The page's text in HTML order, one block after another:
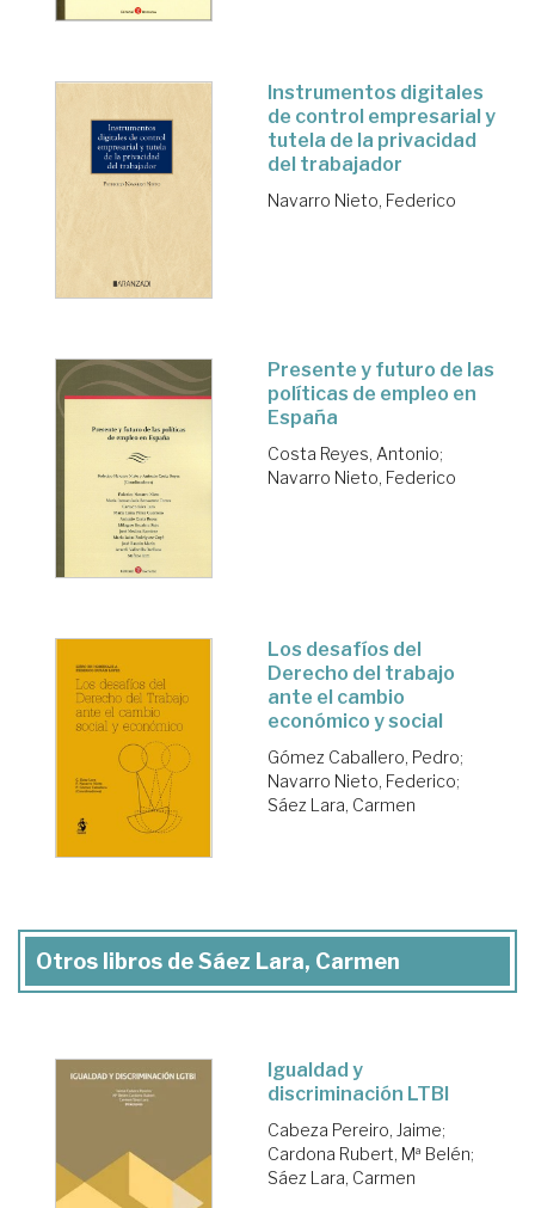
Instrumentos digitales
de control empresarial y
tutela de la privacidad
del trabajador
Navarro Nieto, Federico
Presente y futuro de las
políticas de empleo en
España
Costa Reyes, Antonio;
Navarro Nieto, Federico
Los desafíos del
Derecho del trabajo
ante el cambio
económico y social
Gómez Caballero, Pedro;
Navarro Nieto, Federico;
Sáez Lara, Carmen
Otros libros de Sáez Lara, Carmen
Igualdad y
discriminación LTBI
Cabeza Pereiro, Jaime;
Cardona Rubert, Mª Belén;
Sáez Lara, Carmen